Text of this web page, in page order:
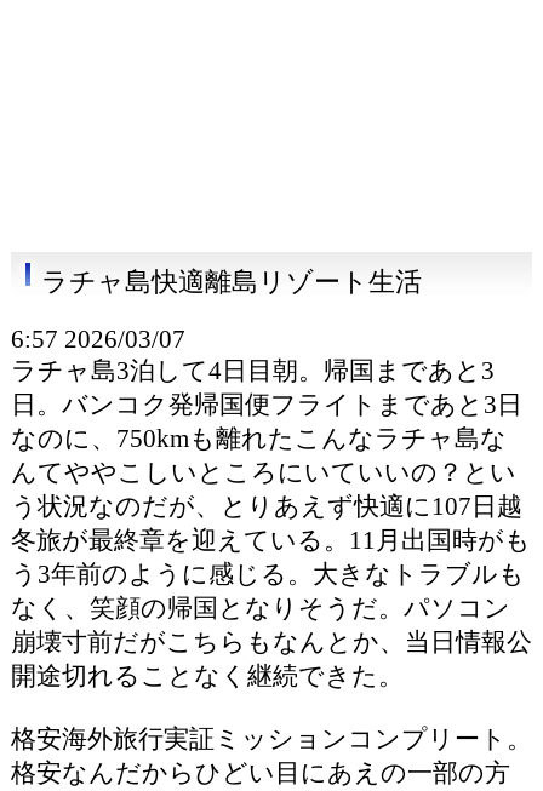
ラチャ島快適離島リゾート生活
6:57 2026/03/07
ラチャ島3泊して4日目朝。帰国まであと3
日。バンコク発帰国便フライトまであと3日
なのに、750kmも離れたこんなラチャ島な
んてややこしいところにいていいの？とい
う状況なのだが、とりあえず快適に107日越
冬旅が最終章を迎えている。11月出国時がも
う3年前のように感じる。大きなトラブルも
なく、笑顔の帰国となりそうだ。パソコン
崩壊寸前だがこちらもなんとか、当日情報公
開途切れることなく継続できた。
格安海外旅行実証ミッションコンプリート。
格安なんだからひどい目にあえの一部の方